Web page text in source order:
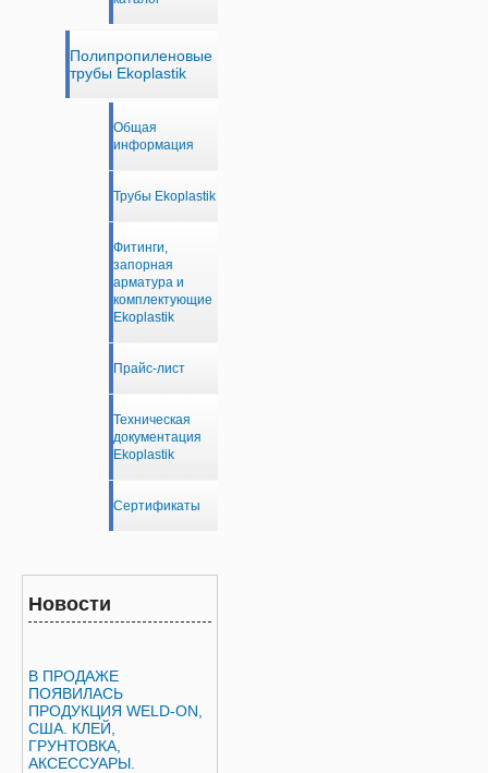
Полипропиленовые
трубы Ekoplastik
Общая
информация
Трубы Ekoplastik
Фитинги,
запорная
арматура и
комплектующие
Ekoplastik
Прайс-лист
Техническая
документация
Ekoplastik
Сертификаты
Новости
В ПРОДАЖЕ
ПОЯВИЛАСЬ
ПРОДУКЦИЯ WELD-ON,
США. КЛЕЙ,
ГРУНТОВКА,
АКСЕССУАРЫ.